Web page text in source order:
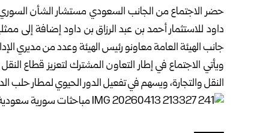
حضر الاجتماع من الجانب السعودي مستشار الشأن
داود للاستثمار أحمد بن عبد الرزاق بن داود إضافة إلى
جانب الهيئة العامة معاونو رئيس الهيئة وعدد من مديري
ويأتي الاجتماع في إطار التعاون المشترك لتعزيز قطاع
النقل والتجارة، ويسهم في تفعيل الدور الحيوي لمطار حلب